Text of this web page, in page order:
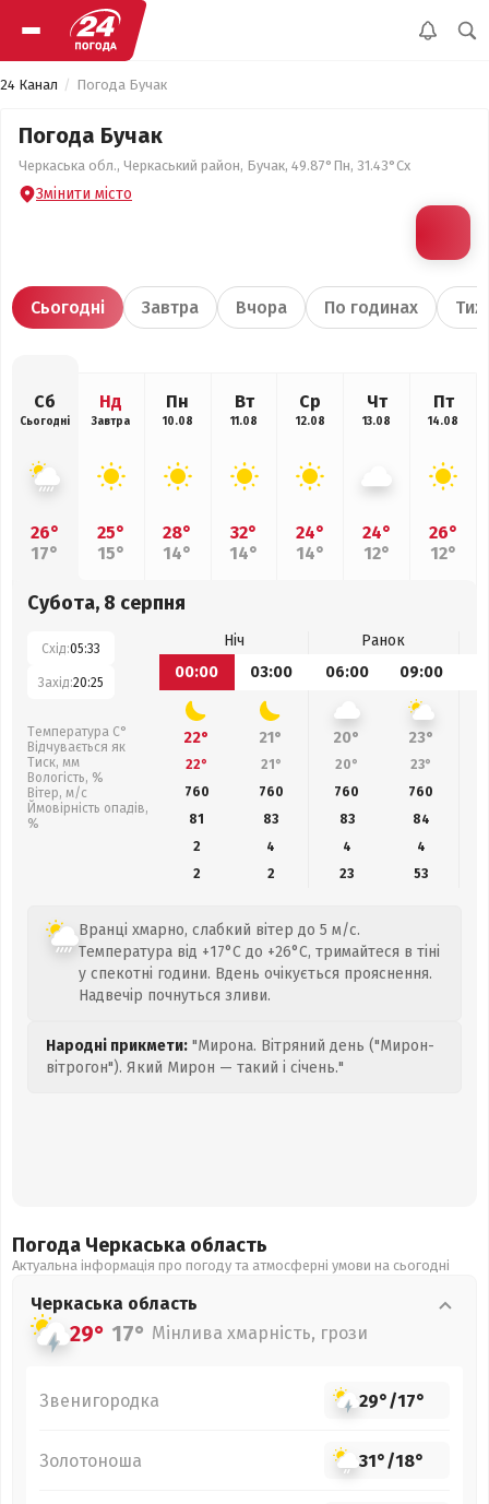
24 Канал Погода Бучак
Погода Бучак
Черкаська обл., Черкаський район, Бучак, 49.87°Пн, 31.43°Сх
Змінити місто
Сьогодні Завтра Вчора По годинах
Сб
Сьогодні
26°
17°
Нд
Завтра
25°
15°
Пн
10.08
28°
14°
Вт
11.08
32°
14°
Ср
12.08
24°
14°
Чт
13.08
24°
12°
Пт
14.08
26°
12°
Субота, 8 серпня
Схід:05:33
Захід:20:25
Температура С°
Відчувається як
Тиск, мм
Вологість, %
Вітер, м/с
Ймовірність опадів,
%
Ніч
Ранок
00:00
03:00 06:00 09:00
22° 21° 20° 23°
22° 21° 20° 23°
760
760 760 760
81
83 83 84
2
4 4
4
2
2 23 53
Вранці хмарно, слабкий вітер до 5 м/с.
Температура від +17°C до +26°C, тримайтеся в тіні
у спекотні години. Вдень очікується прояснення.
Надвечір почнуться зливи.
Народні прикмети: "Мирона. Вітряний день ("Мирон-
вітрогон"). Який Мирон — такий і січень."
Погода Черкаська область
Актуальна інформація про погоду та атмосферні умови на сьогодні
Черкаська область
29° 17° Мінлива хмарність, грози
Звенигородка 29°/17°
Золотоноша 31°/18°